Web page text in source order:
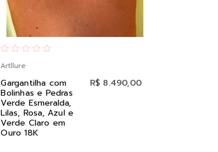
Artllure
Gargantilha com
Bolinhas e Pedras
Verde Esmeralda,
Lilas, Rosa, Azul e
Verde Claro em
Ouro 18K
R$ 8.490,00